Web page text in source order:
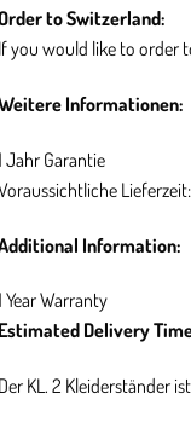
to Switzerland:
you would like to order
Informationen:
Jahr Garantie
Information:
Year Warranty
Delivery
KL. 2 Kleiderständer